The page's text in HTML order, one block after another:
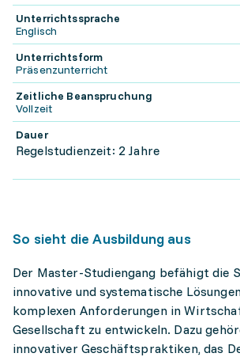
Unterrichtssprache
Englisch
Unterrichtsform
Präsenzunterricht
Zeitliche Beanspruchung
Vollzeit
Dauer
Regelstudienzeit: 2 Jahre
So sieht die Ausbildung aus
Der Master-Studiengang befähigt die
innovative und systematische
komplexen Anforderungen in
Gesellschaft zu entwickeln. Dazu
innovativer Geschäftspraktiken, das